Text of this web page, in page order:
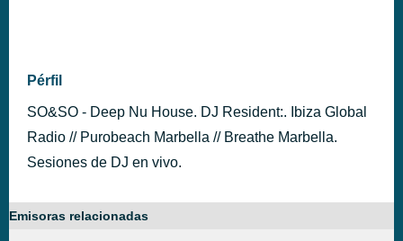
Pérfil
SO&SO - Deep Nu House. DJ Resident:. Ibiza Global
Radio // Purobeach Marbella // Breathe Marbella.
Sesiones de DJ en vivo.
Emisoras relacionadas